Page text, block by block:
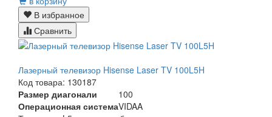
В избранное
Сравнить
Лазерный телевизор Hisense Laser TV 100L5H
Код товара: 130187
Размер диагонали
100
Операционная системаVIDAA